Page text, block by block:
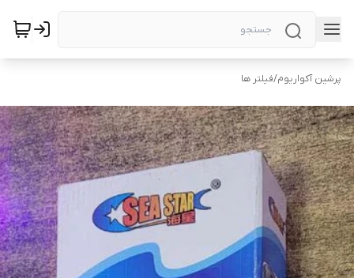
پرشین آکواریوم/فیلتر ها